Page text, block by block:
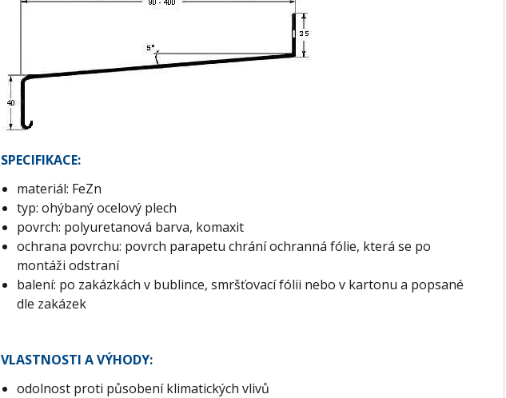
SPECIFIKACE:
materiál: FeZn
typ: ohýbaný ocelový plech
povrch: polyuretanová barva, komaxit
ochrana povrchu: povrch parapetu chrání ochranná fólie, která se po
montáži odstraní
balení: po zakázkách v bublince, smršťovací fólii nebo v kartonu a popsané
dle zakázek
VLASTNOSTI A VÝHODY:
odolnost proti působení klimatických vlivů